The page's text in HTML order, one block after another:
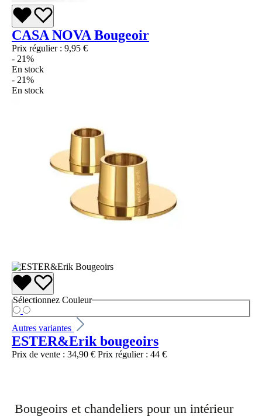
CASA NOVA Bougeoir
Prix régulier : 9,95 €
- 21%
En stock
- 21%
En stock
Sélectionnez Couleur
Autres variantes
ESTER&Erik bougeoirs
Prix de vente : 34,90 € Prix régulier : 44 €
Bougeoirs et chandeliers pour un intérieur